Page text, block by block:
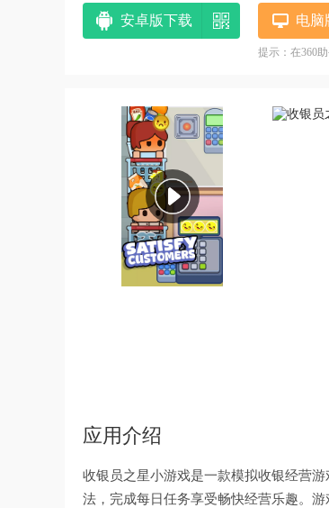
安卓版下载 电脑
提示：在360
应用介绍
收银员之星小游戏是一款模拟收银经营
法，完成每日任务享受畅快经营乐趣。